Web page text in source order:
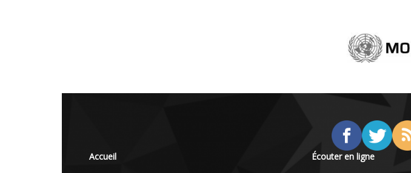
Accueil Écouter en ligne